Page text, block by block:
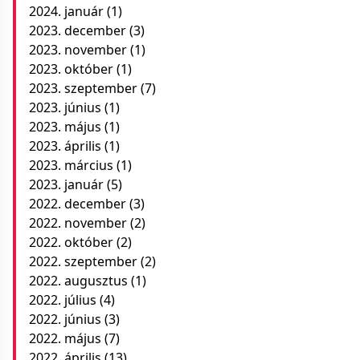
2024. január(1)
2023. december(3)
2023. november(1)
2023. október(1)
2023. szeptember(7)
2023. június (1)
2023. május (1)
2023. április (1)
2023. március (1)
2023. január(5)
2022. december(3)
2022. november(2)
2022. október(2)
2022. szeptember(2)
2022. augusztus (1)
2022. július (4)
2022. június (3)
2022. május (7)